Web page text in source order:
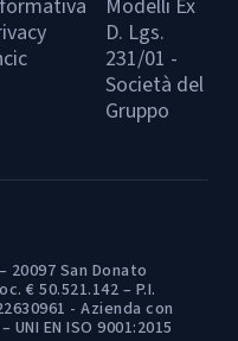
Modelli Ex
D. Lgs.
231/01 -
Società del
Gruppo
20097 San Donato
€ 50.521.142 – P.I.
- Azienda con
EN ISO 9001:2015